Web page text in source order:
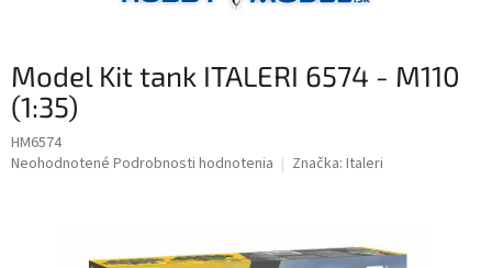
Model Kit tank ITALERI 6574 - M110
(1:35)
HM6574
Priemerné
Neohodnotené Podrobnosti hodnotenia Značka: Italeri